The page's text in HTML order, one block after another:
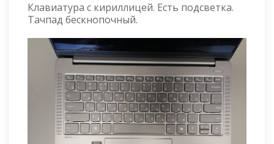
Клавиатура с кириллицей. Есть подсветка.
Тачпад бескнопочный.